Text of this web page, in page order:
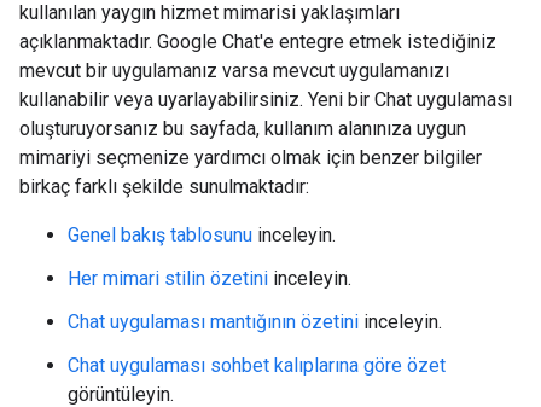
kullanılan yaygın hizmet mimarisi yaklaşımları
açıklanmaktadır. Google Chat'e entegre etmek istediğiniz
mevcut bir uygulamanız varsa mevcut uygulamanızı
kullanabilir veya uyarlayabilirsiniz. Yeni bir Chat uygulaması
oluşturuyorsanız bu sayfada, kullanım alanınıza uygun
mimariyi seçmenize yardımcı olmak için benzer bilgiler
birkaç farklı şekilde sunulmaktadır:
Genel bakış tablosunu inceleyin.
Her mimari stilin özetini inceleyin.
Chat uygulaması mantığının özetini inceleyin.
Chat uygulaması sohbet kalıplarına göre özet
görüntüleyin.